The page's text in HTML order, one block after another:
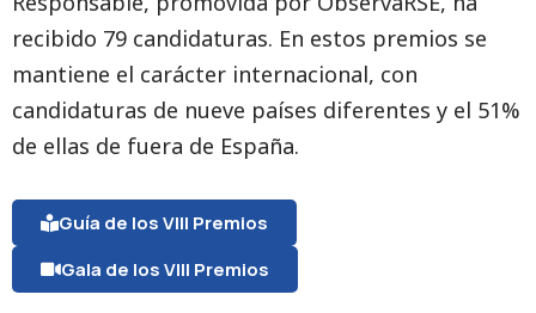
recibido 79 candidaturas. En estos premios se
mantiene el carácter internacional, con
candidaturas de nueve países diferentes y el 51%
de ellas de fuera de España.
Guía de los VIII Premios
Gala de los VIII Premios